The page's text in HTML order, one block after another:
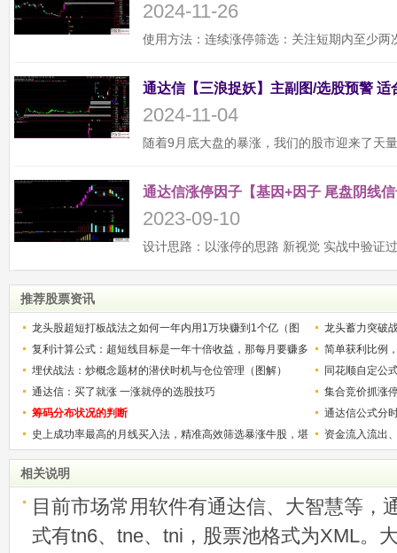
2024-11-26
2024-11-04
通达信涨停因子【基因+因子 尾盘阴线
2023-09-10
推荐股票资讯
龙头股超短打板战法之如何一年内用1万块赚到1个亿（图
解）
龙头蓄力突破
的技巧（图解
复利计算公式：超短线目标是一年十倍收益，那每月要赚多
少？
简单获利比例
用
埋伏战法：炒概念题材的潜伏时机与仓位管理（图解）
同花顺自定公
通达信：买了就涨 一涨就停的选股技巧
集合竞价抓涨
筹码分布状况的判断
通达信公式分
史上成功率最高的月线买入法，精准高效筛选暴涨牛股，堪
资金流入流出
相关说明
目前市场常用软件有通达信、大智慧等，
式有tn6、tne、tni，股票池格式为XML。